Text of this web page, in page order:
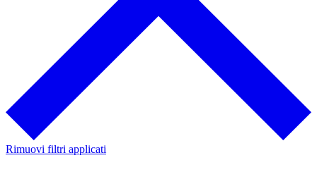
Rimuovi filtri applicati